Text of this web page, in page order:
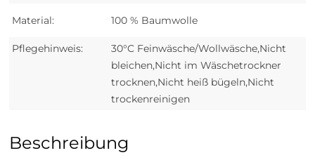
Material: 100 % Baumwolle
Pflegehinweis:
30°C Feinwäsche/Wollwäsche,Nicht
bleichen,Nicht im Wäschetrockner
trocknen,Nicht heiß bügeln,Nicht
trockenreinigen
Beschreibung